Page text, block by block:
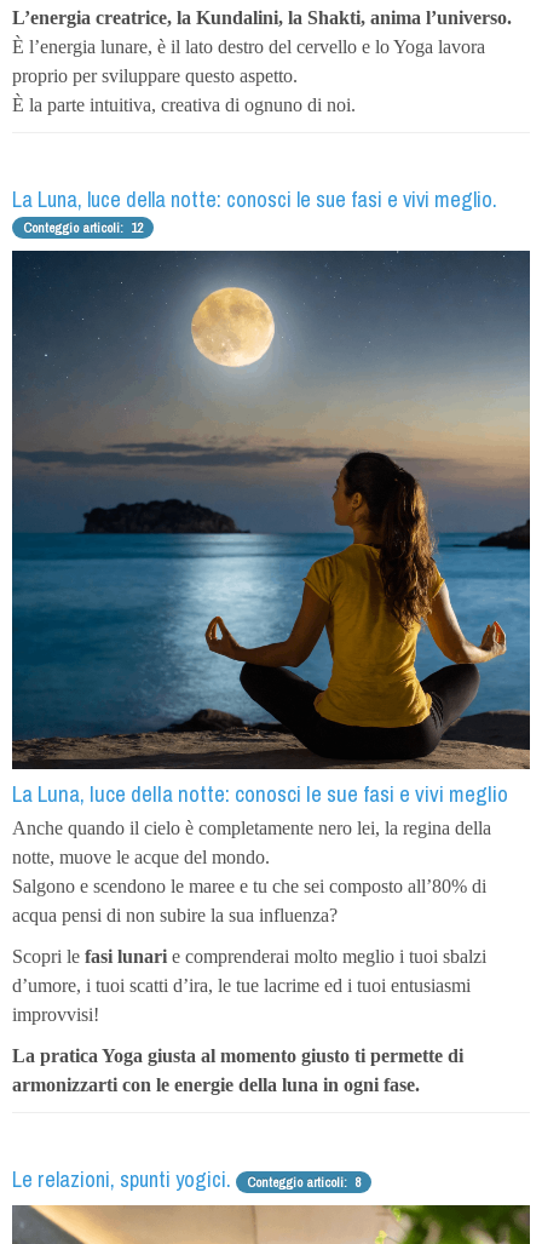
L’energia creatrice, la Kundalini, la Shakti, anima l’universo.
È l’energia lunare, è il lato destro del cervello e lo Yoga lavora
proprio per sviluppare questo aspetto.
È la parte intuitiva, creativa di ognuno di noi.
La Luna, luce della notte: conosci le sue fasi e vivi meglio.
Conteggio articoli: 12
La Luna, luce della notte: conosci le sue fasi e vivi meglio
Anche quando il cielo è completamente nero lei, la regina della
notte, muove le acque del mondo.
Salgono e scendono le maree e tu che sei composto all’80% di
acqua pensi di non subire la sua influenza?
Scopri le fasi lunari e comprenderai molto meglio i tuoi sbalzi
d’umore, i tuoi scatti d’ira, le tue lacrime ed i tuoi entusiasmi
improvvisi!
La pratica Yoga giusta al momento giusto ti permette di
armonizzarti con le energie della luna in ogni fase.
Le relazioni, spunti yogici. Conteggio articoli: 8